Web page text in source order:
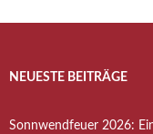
NEUESTE BEITRÄGE
Sonnwendfeuer 2026: